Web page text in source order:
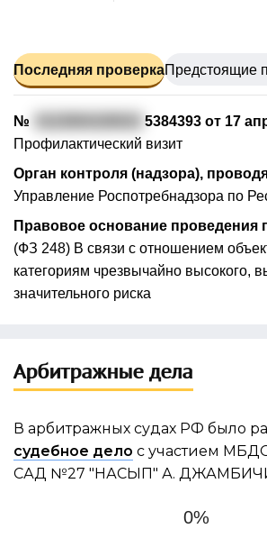
Последняя проверкаПредстоящие
№
5384393 от 17
Профилактический визит
Орган контроля (надзора),
Управление Роспотребнадзора по
Правовое основание проведения
(ФЗ 248) В связи с отношением
категориям чрезвычайно высокого,
значительного риска
Арбитражные дела
В арбитражных судах РФ было
судебное дело с участием
САД №27 "НАСЫП" А.
0%